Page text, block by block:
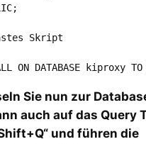
Skript
Sie nun zur
auch auf das Query
und führen die